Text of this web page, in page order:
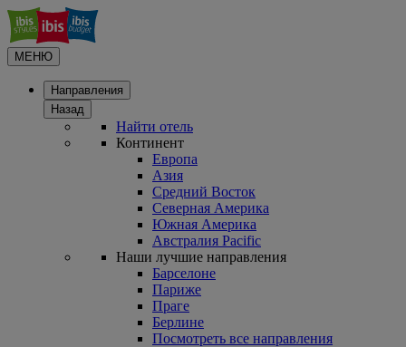
МЕНЮ
Направления
Назад
Найти отель
Континент
Европа
Азия
Средний Восток
Северная Америка
Южная Америка
Австралия Pacific
Наши лучшие направления
Барселоне
Париже
Праге
Берлине
Посмотреть все направления